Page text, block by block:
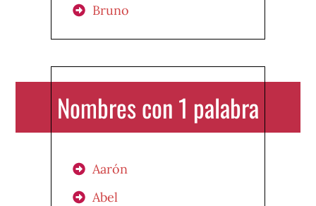
Bruno
Nombres con 1 palabra
Aarón
Abel